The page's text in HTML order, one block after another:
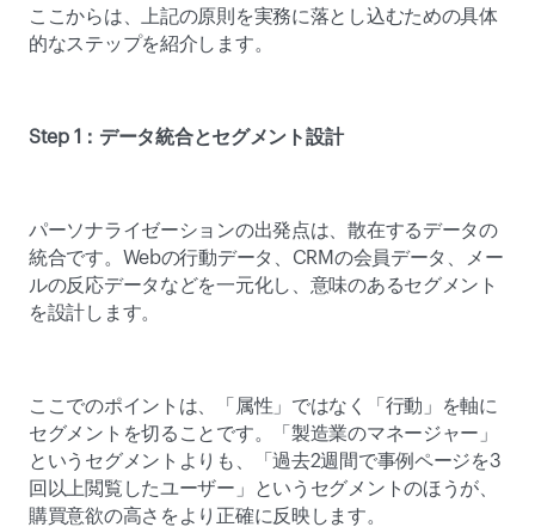
ここからは、上記の原則を実務に落とし込むための具体
的なステップを紹介します。
Step 1：データ統合とセグメント設計
パーソナライゼーションの出発点は、散在するデータの
統合です。Webの行動データ、CRMの会員データ、メー
ルの反応データなどを一元化し、意味のあるセグメント
を設計します。
ここでのポイントは、「属性」ではなく「行動」を軸に
セグメントを切ることです。「製造業のマネージャー」
というセグメントよりも、「過去2週間で事例ページを3
回以上閲覧したユーザー」というセグメントのほうが、
購買意欲の高さをより正確に反映します。